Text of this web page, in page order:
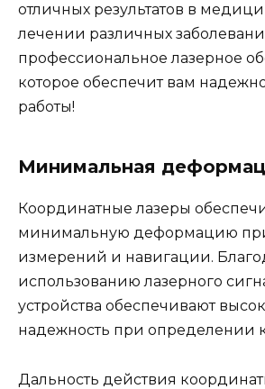
отличных результатов в
лечении различных
профессиональное лазерное
которое обеспечит вам
работы!
Минимальная
Координатные лазеры
минимальную деформацию
измерений и навигации.
использованию лазерного
устройства обеспечивают
надежность при определении
Дальность действия